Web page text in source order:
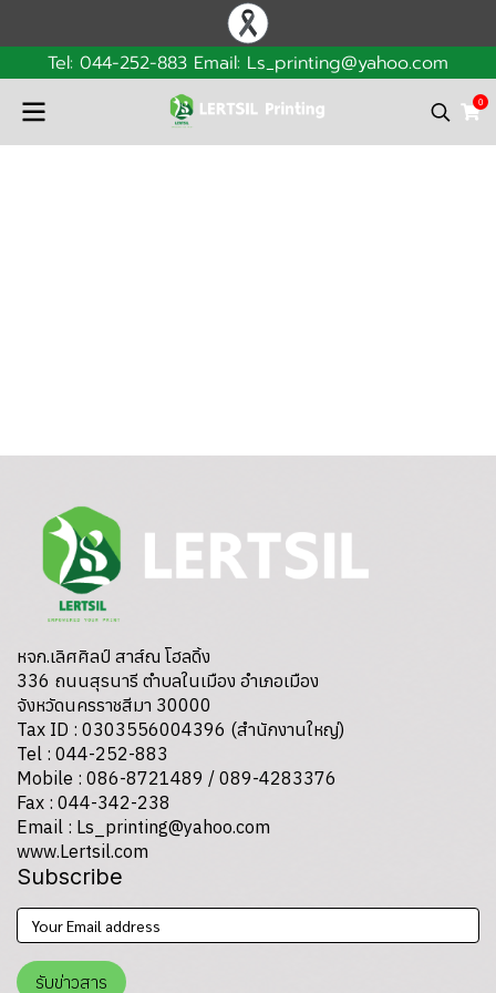
Tel: 044-252-883 Email: Ls_printing@yahoo.com
0
หจก.เลิศศิลป์ สาส์ณ โฮลดิ้ง
336 ถนนสุรนารี ตำบลในเมือง อำเภอเมือง
จังหวัดนครราชสีมา 30000
Tax ID : 0303556004396 (สำนักงานใหญ่)
Tel : 044-252-883
Mobile : 086-8721489 / 089-4283376
Fax : 044-342-238
Email : Ls_printing@yahoo.com
www.Lertsil.com
Subscribe
รับข่าวสาร